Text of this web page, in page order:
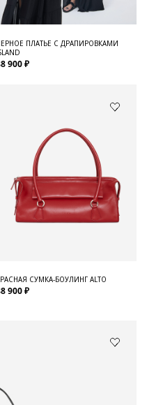
ПЛАТЬЕ С ДРАПИРОВКАМИ
900 ₽
СУМКА-БОУЛИНГ ALTO
900 ₽